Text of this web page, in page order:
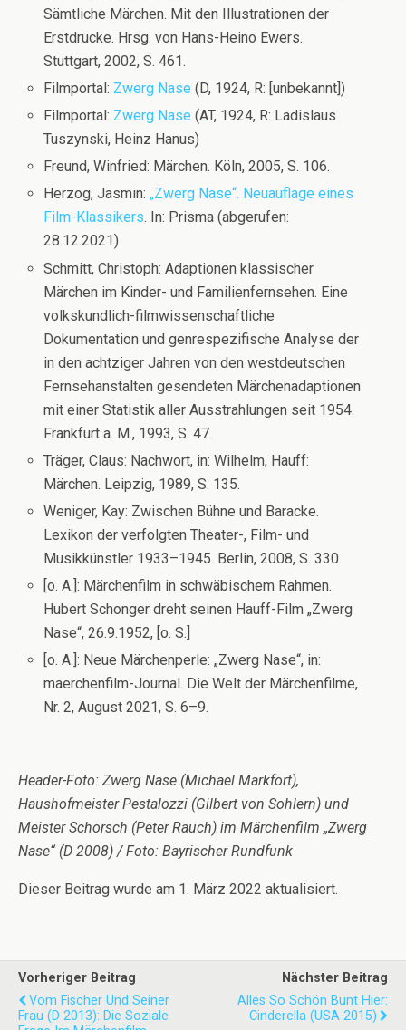
Sämtliche Märchen. Mit den Illustrationen der
Erstdrucke. Hrsg. von Hans-Heino Ewers.
Stuttgart, 2002, S. 461.
Filmportal: Zwerg Nase (D, 1924, R: [unbekannt])
Filmportal: Zwerg Nase (AT, 1924, R: Ladislaus
Tuszynski, Heinz Hanus)
Freund, Winfried: Märchen. Köln, 2005, S. 106.
Herzog, Jasmin:„Zwerg Nase“. Neuauflage eines
Film-Klassikers. In: Prisma (abgerufen:
28.12.2021)
Schmitt, Christoph: Adaptionen klassischer
Märchen im Kinder- und Familienfernsehen. Eine
volkskundlich-filmwissenschaftliche
Dokumentation und genrespezifische Analyse der
in den achtziger Jahren von den westdeutschen
Fernsehanstalten gesendeten Märchenadaptionen
mit einer Statistik aller Ausstrahlungen seit 1954.
Frankfurt a. M., 1993, S. 47.
Träger, Claus: Nachwort, in: Wilhelm, Hauff:
Märchen. Leipzig, 1989, S. 135.
Weniger, Kay: Zwischen Bühne und Baracke.
Lexikon der verfolgten Theater-, Film- und
Musikkünstler 1933–1945. Berlin, 2008, S. 330.
[o. A.]: Märchenfilm in schwäbischem Rahmen.
Hubert Schonger dreht seinen Hauff-Film „Zwerg
Nase“, 26.9.1952, [o. S.]
[o. A.]: Neue Märchenperle: „Zwerg Nase“, in:
maerchenfilm-Journal. Die Welt der Märchenfilme,
Nr. 2, August 2021, S. 6–9.
Header-Foto: Zwerg Nase (Michael Markfort),
Haushofmeister Pestalozzi (Gilbert von Sohlern) und
Meister Schorsch (Peter Rauch) im Märchenfilm „Zwerg
Nase“ (D 2008) / Foto: Bayrischer Rundfunk
Dieser Beitrag wurde am 1. März 2022 aktualisiert.
Vorheriger Beitrag
Vom Fischer Und Seiner
Frau (D 2013): Die Soziale
Nächster Beitrag
Alles So Schön Bunt Hier:
Cinderella (USA 2015)